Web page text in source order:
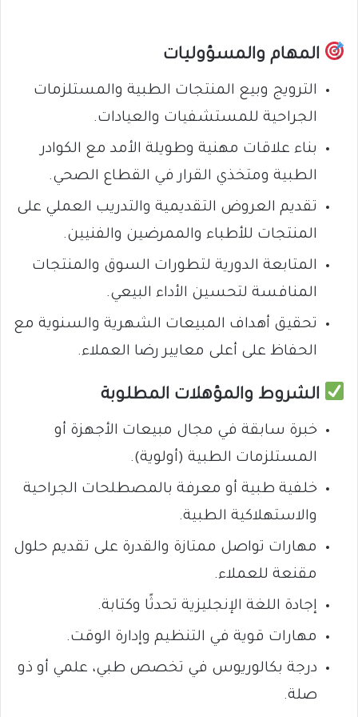
المهام والمسؤوليات
الترويج وبيع المنتجات الطبية والمستلزمات
الجراحية للمستشفيات والعيادات.
بناء علاقات مهنية وطويلة الأمد مع الكوادر
الطبية ومتخذي القرار في القطاع الصحي.
تقديم العروض التقديمية والتدريب العملي على
المنتجات للأطباء والممرضين والفنيين.
المتابعة الدورية لتطورات السوق والمنتجات
المنافسة لتحسين الأداء البيعي.
تحقيق أهداف المبيعات الشهرية والسنوية مع
الحفاظ على أعلى معايير رضا العملاء.
الشروط والمؤهلات المطلوبة
خبرة سابقة في مجال مبيعات الأجهزة أو
المستلزمات الطبية (أولوية).
خلفية طبية أو معرفة بالمصطلحات الجراحية
والاستهلاكية الطبية.
مهارات تواصل ممتازة والقدرة على تقديم حلول
مقنعة للعملاء.
إجادة اللغة الإنجليزية تحدثًا وكتابة.
مهارات قوية في التنظيم وإدارة الوقت.
درجة بكالوريوس في تخصص طبي، علمي أو ذو
صلة.